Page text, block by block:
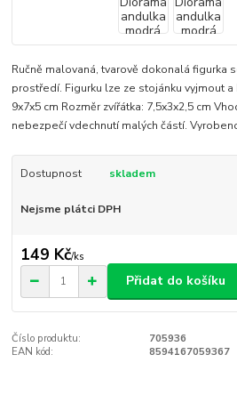
Ručně malovaná, tvarově dokonalá figurka
prostředí. Figurku lze ze stojánku vyjmout a
9x7x5 cm Rozměr zvířátka: 7,5x3x2,5 cm
nebezpečí vdechnutí malých částí.
Dostupnost skladem
Nejsme plátci DPH
149 Kč/ks
Přidat do košíku
Číslo produktu:
705936
EAN kód:
8594167059367